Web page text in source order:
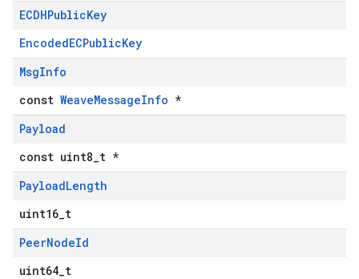
ECDHPublicKey
EncodedECPublicKey
MsgInfo
const WeaveMessageInfo *
Payload
const uint8_t *
PayloadLength
uint16_t
PeerNodeId
uint64_t